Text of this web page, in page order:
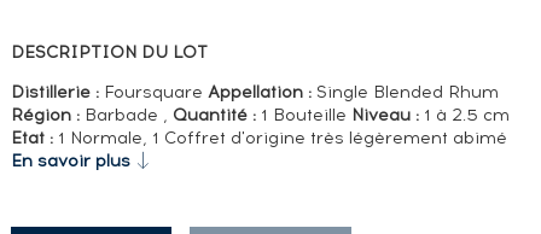
DESCRIPTION DU LOT
Distillerie :Foursquare Appellation :Single Blended Rhum
Région : Barbade , Quantité :1 Bouteille Niveau :1 à 2.5 cm
Etat :1 Normale, 1 Coffret d'origine très légèrement abimé
En savoir plus